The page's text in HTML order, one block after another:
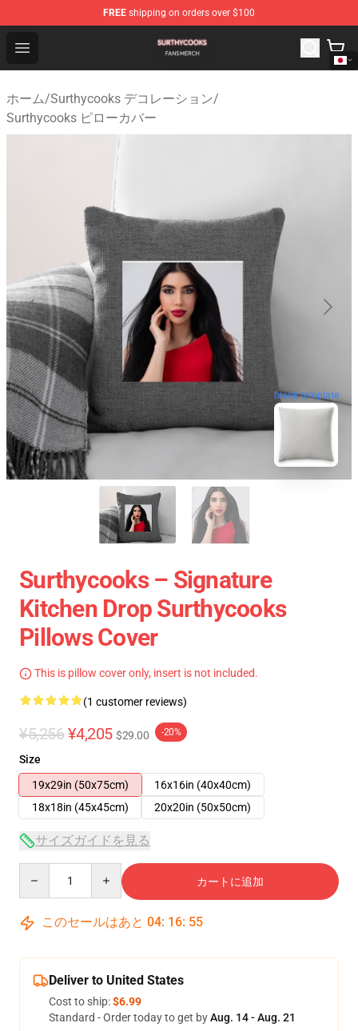
FREE shipping on orders over $100
Open menu
Surthycooks Shop - Official Surthycooks Merchandise
ホーム/Surthycooks デコレーション/
Surthycooks ピローカバー
blank template
Surthycooks – Signature
Kitchen Drop Surthycooks
Pillows Cover
This is pillow cover only, insert is not included.
(1 customer reviews)
¥5,256 ¥4,205 $29.00 -20%
Size
19x29in (50x75cm)
16x16in (40x40cm)
18x18in (45x45cm)
20x20in (50x50cm)
サイズガイドを見る
カートに追加
このセールはあと 04: 16: 54
Deliver to United States
Cost to ship:$6.99
Standard - Order today to get byAug. 14 - Aug. 21